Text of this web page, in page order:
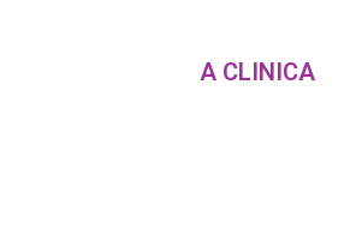
A CLINICA